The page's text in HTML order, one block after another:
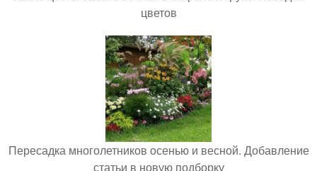
цветов
Пересадка многолетников осенью и весной. Добавление
статьи в новую подборку